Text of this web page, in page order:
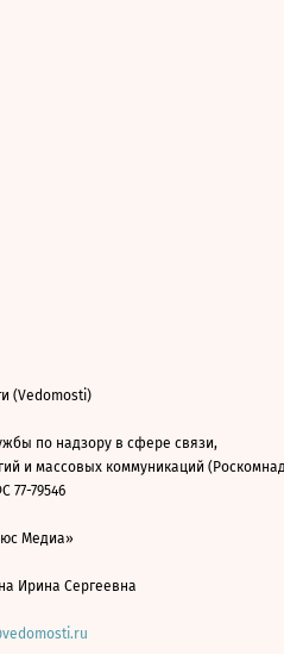
(Vedomosti)
по надзору в сфере связи,
и массовых коммуникаций
77-79546
Медиа»
Ирина Сергеевна